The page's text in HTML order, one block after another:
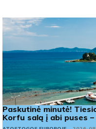
Paskutinė minutė!
Korfu salą į abi puses